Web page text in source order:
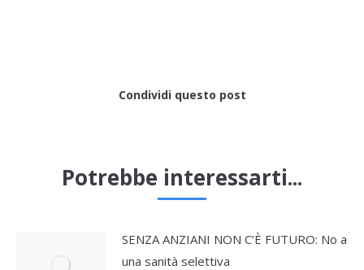
Condividi questo post
Potrebbe interessarti...
SENZA ANZIANI NON C’È FUTURO: No a
una sanità selettiva